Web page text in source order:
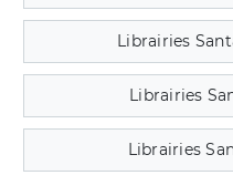
Librairies
Librairies
Librairies